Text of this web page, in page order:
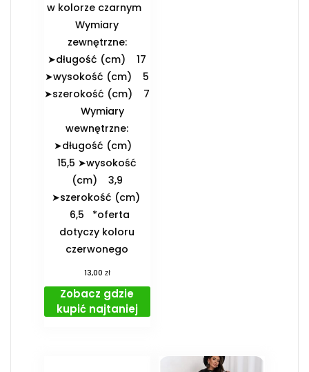
w kolorze czarnym
️Wymiary
zewnętrzne:
➤długość (cm) 17
➤wysokość (cm) 5
➤szerokość (cm) 7
️Wymiary
wewnętrzne:
➤długość (cm)
15,5 ➤wysokość
(cm) 3,9
➤szerokość (cm)
6,5 *oferta
dotyczy koloru
czerwonego
13,00 zł
Zobacz gdzie
kupić najtaniej